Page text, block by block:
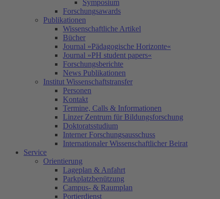
Symposium
Forschungsawards
Publikationen
Wissenschaftliche Artikel
Bücher
Journal »Pädagogische Horizonte«
Journal »PH student papers«
Forschungsberichte
News Publikationen
Institut Wissenschaftstransfer
Personen
Kontakt
Termine, Calls & Informationen
Linzer Zentrum für Bildungsforschung
Doktoratsstudium
Interner Forschungsausschuss
Internationaler Wissenschaftlicher Beirat
Service
Orientierung
Lageplan & Anfahrt
Parkplatzbenützung
Campus- & Raumplan
Portierdienst